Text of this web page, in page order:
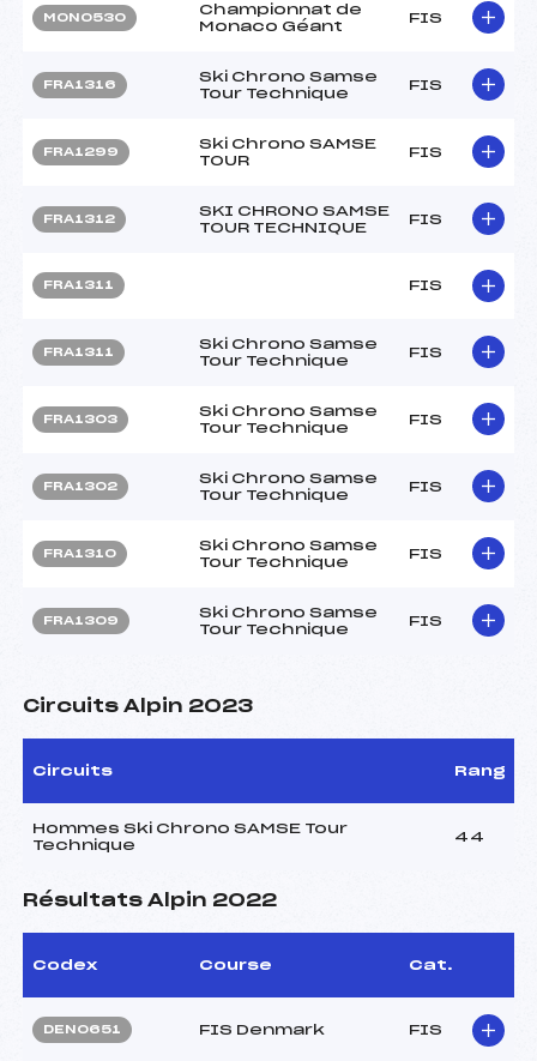
MON0530
Championnat de
Monaco Géant
FIS
FRA1316
Ski Chrono Samse
Tour Technique
FIS
FRA1299
Ski Chrono SAMSE
TOUR
FIS
FRA1312
SKI CHRONO SAMSE
TOUR TECHNIQUE
FIS
FRA1311 FIS
FRA1311
Ski Chrono Samse
Tour Technique
FIS
FRA1303
Ski Chrono Samse
Tour Technique
FIS
FRA1302
Ski Chrono Samse
Tour Technique
FIS
FRA1310
Ski Chrono Samse
Tour Technique
FIS
FRA1309
Ski Chrono Samse
Tour Technique
FIS
Circuits Alpin 2023
Circuits Rang
Hommes Ski Chrono SAMSE Tour
Technique
44
Résultats Alpin 2022
Codex Course Cat.
DEN0651 FIS Denmark FIS